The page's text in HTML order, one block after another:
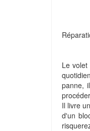
Le
panne,
Il livre
d'un